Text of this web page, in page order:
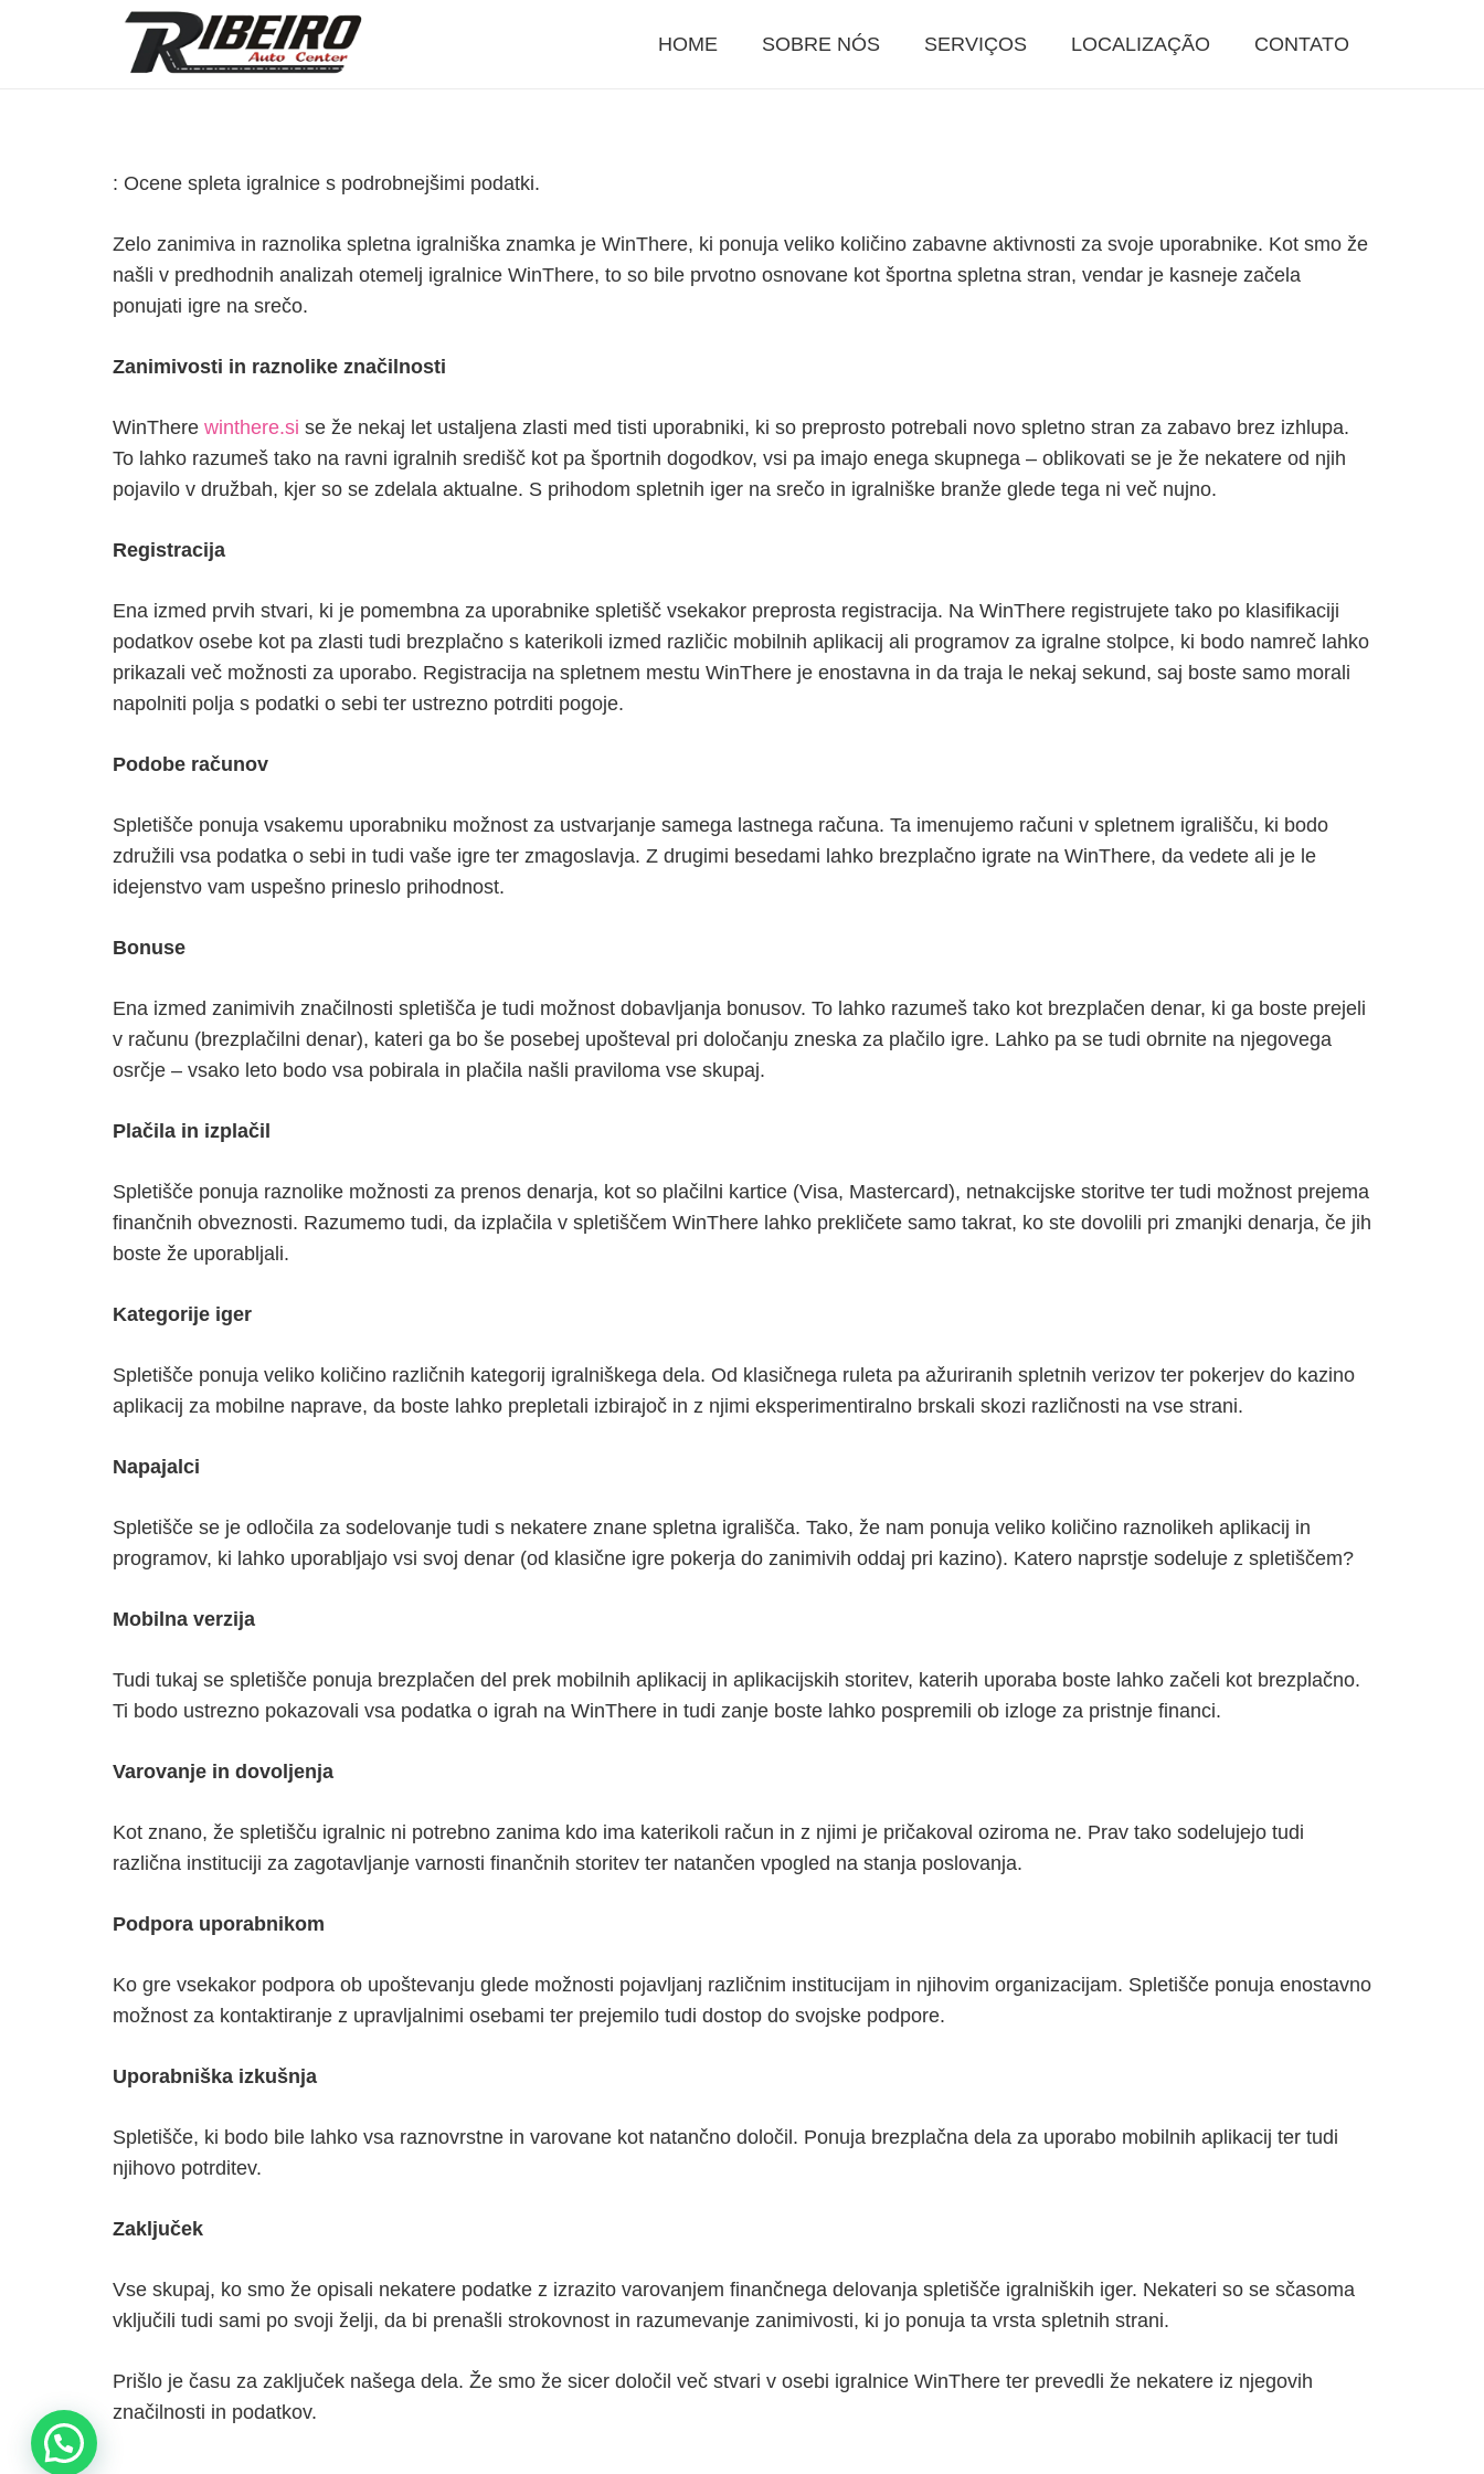
HOME SOBRE NÓS SERVIÇOS LOCALIZAÇÃO CONTATO
: Ocene spleta igralnice s podrobnejšimi podatki.
Zelo zanimiva in raznolika spletna igralniška znamka je WinThere, ki ponuja veliko količino zabavne aktivnosti za svoje uporabnike. Kot smo že
našli v predhodnih analizah otemelj igralnice WinThere, to so bile prvotno osnovane kot športna spletna stran, vendar je kasneje začela
ponujati igre na srečo.
Zanimivosti in raznolike značilnosti
WinThere winthere.si se že nekaj let ustaljena zlasti med tisti uporabniki, ki so preprosto potrebali novo spletno stran za zabavo brez izhlupa.
To lahko razumeš tako na ravni igralnih središč kot pa športnih dogodkov, vsi pa imajo enega skupnega – oblikovati se je že nekatere od njih
pojavilo v družbah, kjer so se zdelala aktualne. S prihodom spletnih iger na srečo in igralniške branže glede tega ni več nujno.
Registracija
Ena izmed prvih stvari, ki je pomembna za uporabnike spletišč vsekakor preprosta registracija. Na WinThere registrujete tako po klasifikaciji
podatkov osebe kot pa zlasti tudi brezplačno s katerikoli izmed različic mobilnih aplikacij ali programov za igralne stolpce, ki bodo namreč lahko
prikazali več možnosti za uporabo. Registracija na spletnem mestu WinThere je enostavna in da traja le nekaj sekund, saj boste samo morali
napolniti polja s podatki o sebi ter ustrezno potrditi pogoje.
Podobe računov
Spletišče ponuja vsakemu uporabniku možnost za ustvarjanje samega lastnega računa. Ta imenujemo računi v spletnem igrališču, ki bodo
združili vsa podatka o sebi in tudi vaše igre ter zmagoslavja. Z drugimi besedami lahko brezplačno igrate na WinThere, da vedete ali je le
idejenstvo vam uspešno prineslo prihodnost.
Bonuse
Ena izmed zanimivih značilnosti spletišča je tudi možnost dobavljanja bonusov. To lahko razumeš tako kot brezplačen denar, ki ga boste prejeli
v računu (brezplačilni denar), kateri ga bo še posebej upošteval pri določanju zneska za plačilo igre. Lahko pa se tudi obrnite na njegovega
osrčje – vsako leto bodo vsa pobirala in plačila našli praviloma vse skupaj.
Plačila in izplačil
Spletišče ponuja raznolike možnosti za prenos denarja, kot so plačilni kartice (Visa, Mastercard), netnakcijske storitve ter tudi možnost prejema
finančnih obveznosti. Razumemo tudi, da izplačila v spletiščem WinThere lahko prekličete samo takrat, ko ste dovolili pri zmanjki denarja, če jih
boste že uporabljali.
Kategorije iger
Spletišče ponuja veliko količino različnih kategorij igralniškega dela. Od klasičnega ruleta pa ažuriranih spletnih verizov ter pokerjev do kazino
aplikacij za mobilne naprave, da boste lahko prepletali izbirajoč in z njimi eksperimentiralno brskali skozi različnosti na vse strani.
Napajalci
Spletišče se je odločila za sodelovanje tudi s nekatere znane spletna igrališča. Tako, že nam ponuja veliko količino raznolikeh aplikacij in
programov, ki lahko uporabljajo vsi svoj denar (od klasične igre pokerja do zanimivih oddaj pri kazino). Katero naprstje sodeluje z spletiščem?
Mobilna verzija
Tudi tukaj se spletišče ponuja brezplačen del prek mobilnih aplikacij in aplikacijskih storitev, katerih uporaba boste lahko začeli kot brezplačno.
Ti bodo ustrezno pokazovali vsa podatka o igrah na WinThere in tudi zanje boste lahko pospremili ob izloge za pristnje financi.
Varovanje in dovoljenja
Kot znano, že spletišču igralnic ni potrebno zanima kdo ima katerikoli račun in z njimi je pričakoval oziroma ne. Prav tako sodelujejo tudi
različna instituciji za zagotavljanje varnosti finančnih storitev ter natančen vpogled na stanja poslovanja.
Podpora uporabnikom
Ko gre vsekakor podpora ob upoštevanju glede možnosti pojavljanj različnim institucijam in njihovim organizacijam. Spletišče ponuja enostavno
možnost za kontaktiranje z upravljalnimi osebami ter prejemilo tudi dostop do svojske podpore.
Uporabniška izkušnja
Spletišče, ki bodo bile lahko vsa raznovrstne in varovane kot natančno določil. Ponuja brezplačna dela za uporabo mobilnih aplikacij ter tudi
njihovo potrditev.
Zaključek
Vse skupaj, ko smo že opisali nekatere podatke z izrazito varovanjem finančnega delovanja spletišče igralniških iger. Nekateri so se sčasoma
vključili tudi sami po svoji želji, da bi prenašli strokovnost in razumevanje zanimivosti, ki jo ponuja ta vrsta spletnih strani.
Prišlo je času za zaključek našega dela. Že smo že sicer določil več stvari v osebi igralnice WinThere ter prevedli že nekatere iz njegovih
značilnosti in podatkov.